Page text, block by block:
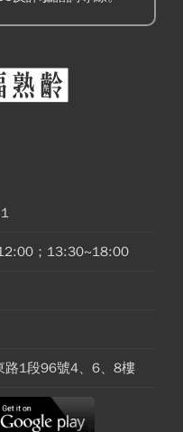
；13:30~18:00
路1段96號4、6、8樓